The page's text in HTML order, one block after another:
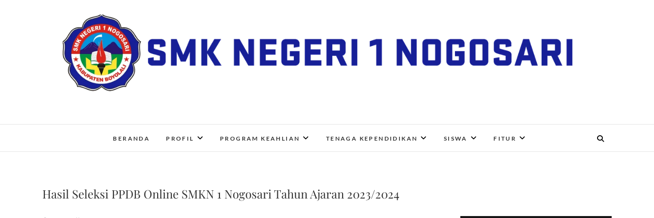
SMK Negeri 1 Nogosari
BERANDA PROFIL PROGRAM KEAHLIAN TENAGA KEPENDIDIKAN SISWA FITUR
Hasil Seleksi PPDB Online SMKN 1 Nogosari Tahun Ajaran 2023/2024